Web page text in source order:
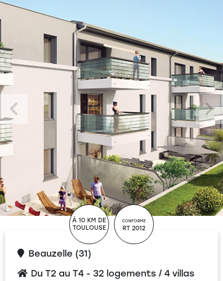
À 10 KM DE
TOULOUSE
CONFORME
RT 2012
Beauzelle (31)
Du T2 au T4 - 32 logements / 4 villas